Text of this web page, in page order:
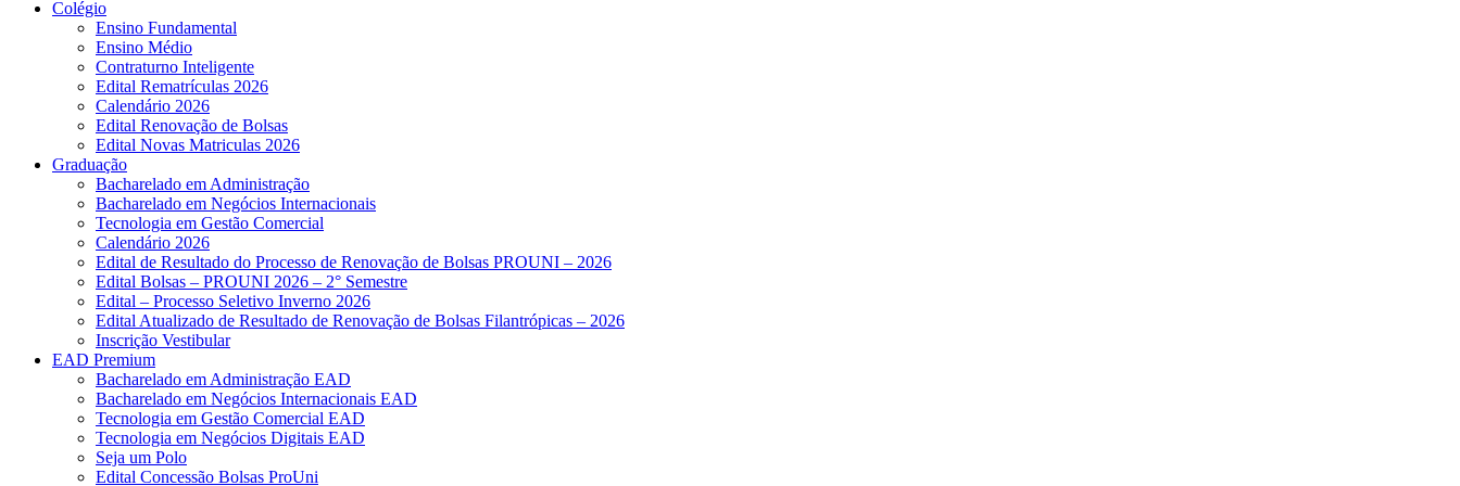
Colégio
Ensino Fundamental
Ensino Médio
Contraturno Inteligente
Edital Rematrículas 2026
Calendário 2026
Edital Renovação de Bolsas
Edital Novas Matriculas 2026
Graduação
Bacharelado em Administração
Bacharelado em Negócios Internacionais
Tecnologia em Gestão Comercial
Calendário 2026
Edital de Resultado do Processo de Renovação de Bolsas PROUNI – 2026
Edital Bolsas – PROUNI 2026 – 2° Semestre
Edital – Processo Seletivo Inverno 2026
Edital Atualizado de Resultado de Renovação de Bolsas Filantrópicas – 2026
Inscrição Vestibular
EAD Premium
Bacharelado em Administração EAD
Bacharelado em Negócios Internacionais EAD
Tecnologia em Gestão Comercial EAD
Tecnologia em Negócios Digitais EAD
Seja um Polo
Edital Concessão Bolsas ProUni